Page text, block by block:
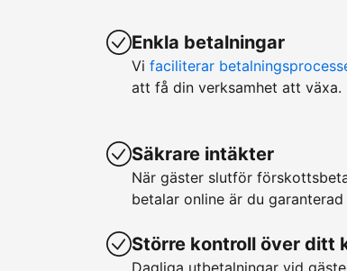
Enkla betalningar
Vi faciliterar
att få din verksamhet att växa.
Säkrare intäkter
När gäster slutför
betalar online är du
Större kontroll över ditt
Dagliga utbetalningar vid